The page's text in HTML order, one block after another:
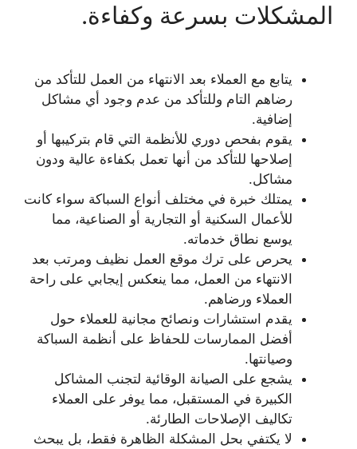
المشكلات بسرعة وكفاءة.
يتابع مع العملاء بعد الانتهاء من العمل للتأكد من
رضاهم التام وللتأكد من عدم وجود أي مشاكل
إضافية.
يقوم بفحص دوري للأنظمة التي قام بتركيبها أو
إصلاحها للتأكد من أنها تعمل بكفاءة عالية ودون
مشاكل.
يمتلك خبرة في مختلف أنواع السباكة سواء كانت
للأعمال السكنية أو التجارية أو الصناعية، مما
يوسع نطاق خدماته.
يحرص على ترك موقع العمل نظيف ومرتب بعد
الانتهاء من العمل، مما ينعكس إيجابي على راحة
العملاء ورضاهم.
يقدم استشارات ونصائح مجانية للعملاء حول
أفضل الممارسات للحفاظ على أنظمة السباكة
وصيانتها.
يشجع على الصيانة الوقائية لتجنب المشاكل
الكبيرة في المستقبل، مما يوفر على العملاء
تكاليف الإصلاحات الطارئة.
لا يكتفي بحل المشكلة الظاهرة فقط، بل يبحث